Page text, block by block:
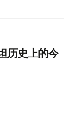
历史上的今